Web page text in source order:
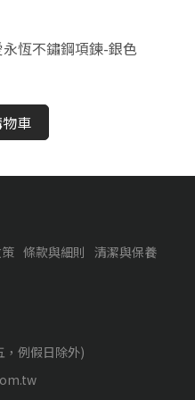
恆不鏽鋼項鍊-銀色
車
條款與細則 清潔與保養
，例假日除外)